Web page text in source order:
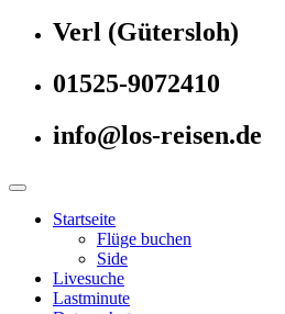
Verl (Gütersloh)
01525-9072410
info@los-reisen.de
Startseite
Flüge buchen
Side
Livesuche
Lastminute